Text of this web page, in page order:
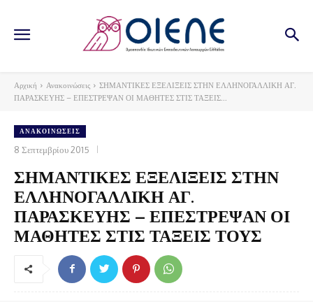
Αρχική Ανακοινώσεις
ΣΗΜΑΝΤΙΚΕΣ ΕΞΕΛΙΞΕΙΣ ΣΤΗΝ ΕΛΛΗΝΟΓΑΛΛΙΚΗ ΑΓ.
ΠΑΡΑΣΚΕΥΗΣ – ΕΠΕΣΤΡΕΨΑΝ ΟΙ ΜΑΘΗΤΕΣ ΣΤΙΣ ΤΑΞΕΙΣ...
ΑΝΑΚΟΙΝΏΣΕΙΣ
8 Σεπτεμβρίου 2015
ΣΗΜΑΝΤΙΚΕΣ ΕΞΕΛΙΞΕΙΣ ΣΤΗΝ
ΕΛΛΗΝΟΓΑΛΛΙΚΗ ΑΓ.
ΠΑΡΑΣΚΕΥΗΣ – ΕΠΕΣΤΡΕΨΑΝ ΟΙ
ΜΑΘΗΤΕΣ ΣΤΙΣ ΤΑΞΕΙΣ ΤΟΥΣ